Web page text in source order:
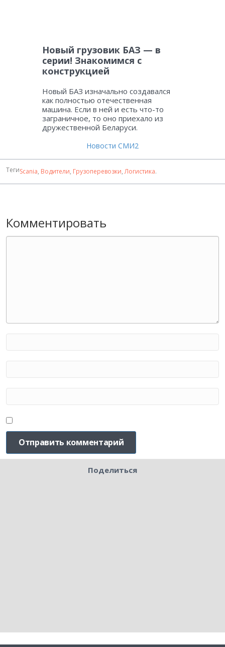
Новый грузовик БАЗ — в
серии! Знакомимся с
конструкцией
Новый БАЗ изначально создавался
как полностью отечественная
машина. Если в ней и есть что-то
заграничное, то оно приехало из
дружественной Беларуси.
Новости СМИ2
ТегиScania, Водители, Грузоперевозки,Логистика.
Комментировать
Поделиться